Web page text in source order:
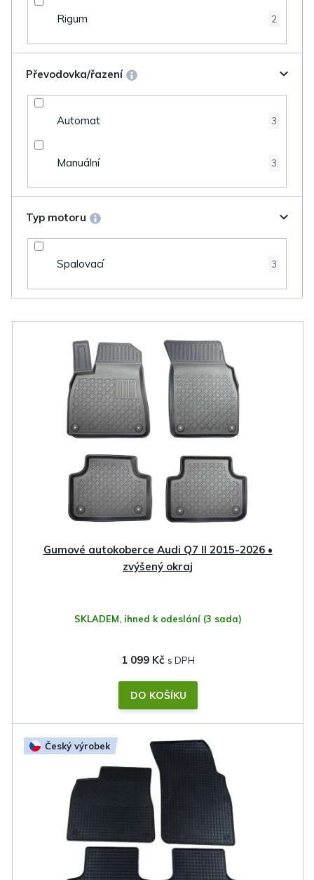
Rigum 2
Převodovka/řazení
Automat 3
Manuální 3
Typ motoru
Spalovací 3
Gumové autokoberce Audi Q7 II 2015-2026 •
zvýšený okraj
SKLADEM, ihned k odeslání (3 sada)
1 099 Kč
DO KOŠÍKU
Český výrobek